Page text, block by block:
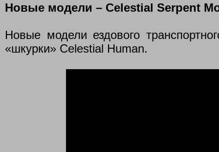
Новые модели – Celestial Serpent
Новые модели ездового
«шкурки» Celestial Human.